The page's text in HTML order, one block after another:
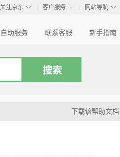
◇
关注京东 ◇
客户服务 ◇
网站导航
自助服务 联系客服 新手指南
下载该帮助文档